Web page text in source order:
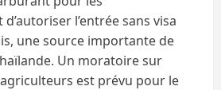
l’entrée sans visa
une source importante de
Un moratoire sur
est prévu pour le